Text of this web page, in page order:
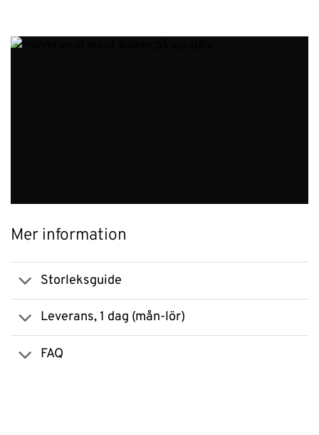
Mer information
Storleksguide
Leverans, 1 dag (mån-lör)
FAQ